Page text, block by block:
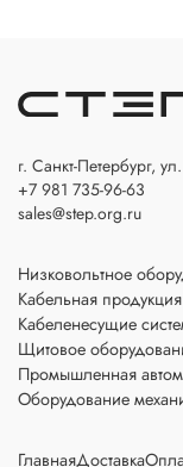
г. Санкт-Петербург,
+7 981 735-96-63
sales@step.org.ru
ГлавнаяДоставка
Низковольтное
Кабельная продукция
Кабеленесущие
Щитовое
Промышленная
Оборудование